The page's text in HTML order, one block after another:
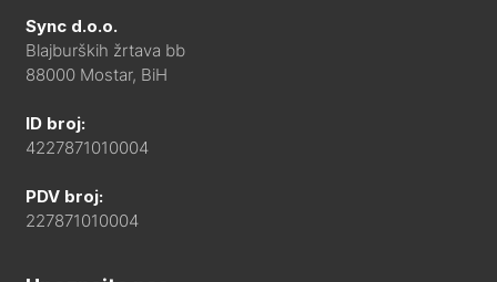
Sync d.o.o.
Blajburških žrtava bb
88000 Mostar, BiH
ID broj:
4227871010004
PDV broj:
227871010004